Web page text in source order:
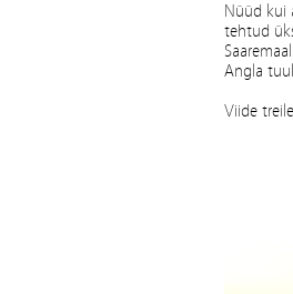
Nüüd kui
tehtud
Angla
Viide